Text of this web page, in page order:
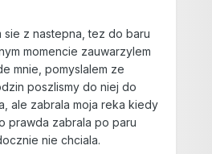
z nastepna, tez do baru
momencie zauwarzylem
mnie, pomyslalem ze
poszlismy do niej do
ale zabrala moja reka kiedy
prawda zabrala po paru
nie chciala.